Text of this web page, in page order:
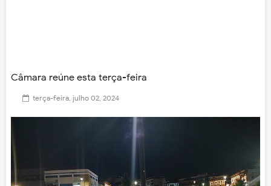
Câmara reúne esta terça-feira
terça-feira, julho 02, 2024